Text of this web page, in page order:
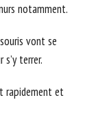
notamment.
vont se
terrer.
rapidement et